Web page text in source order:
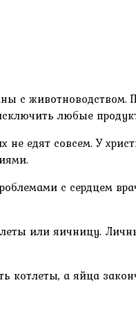
с животноводством.
любые
едят совсем. У
с сердцем
или яичницу.
котлеты, а яйца